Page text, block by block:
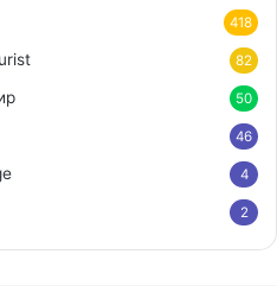
418
82
50
46
4
2